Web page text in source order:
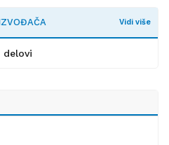
Vidi više
delovi